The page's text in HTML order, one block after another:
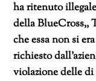
ha ritenuto
della BlueCross,,
che essa non si
richiesto
violazione delle